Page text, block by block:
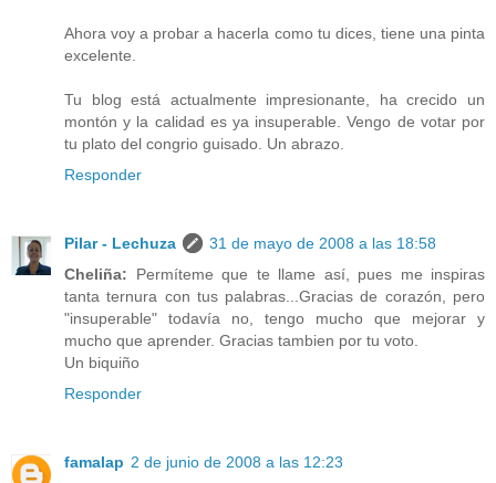
Ahora voy a probar a hacerla como tu dices, tiene una pinta
excelente.
Tu blog está actualmente impresionante, ha crecido un
montón y la calidad es ya insuperable. Vengo de votar por
tu plato del congrio guisado. Un abrazo.
Responder
Pilar - Lechuza
31 de mayo de 2008 a las 18:58
Cheliña: Permíteme que te llame así, pues me inspiras
tanta ternura con tus palabras...Gracias de corazón, pero
"insuperable" todavía no, tengo mucho que mejorar y
mucho que aprender. Gracias tambien por tu voto.
Un biquiño
Responder
famalap 2 de junio de 2008 a las 12:23